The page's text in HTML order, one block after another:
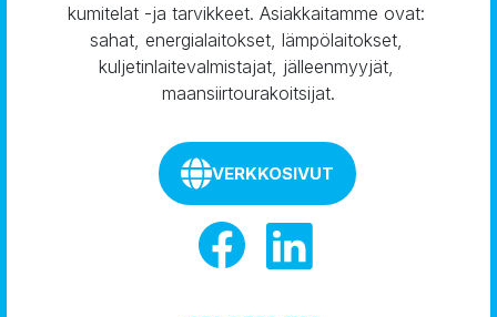
kumitelat -ja tarvikkeet. Asiakkaitamme ovat:
sahat, energialaitokset, lämpölaitokset,
kuljetinlaitevalmistajat, jälleenmyyjät,
maansiirtourakoitsijat.
VERKKOSIVUT